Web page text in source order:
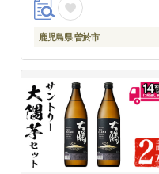
鹿児島県 曽於市